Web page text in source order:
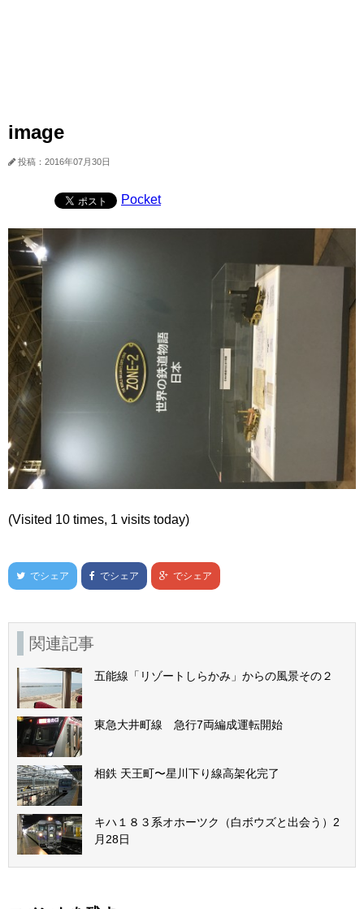
image
投稿：2016年07月30日
Pocket
(Visited 10 times, 1 visits today)
でシェア でシェア でシェア
関連記事
五能線「リゾートしらかみ」からの風景その２
東急大井町線 急行7両編成運転開始
相鉄 天王町〜星川下り線高架化完了
キハ１８３系オホーツク（白ボウズと出会う）2
月28日